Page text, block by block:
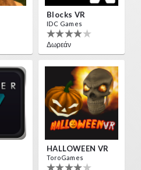
Blocks VR
IDC Games
Δωρεάν
HALLOWEEN VR
ToroGames